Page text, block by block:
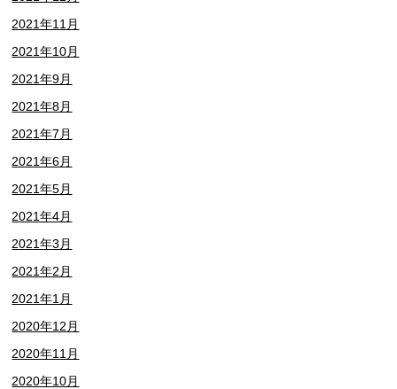
2021年11月
2021年10月
2021年9月
2021年8月
2021年7月
2021年6月
2021年5月
2021年4月
2021年3月
2021年2月
2021年1月
2020年12月
2020年11月
2020年10月